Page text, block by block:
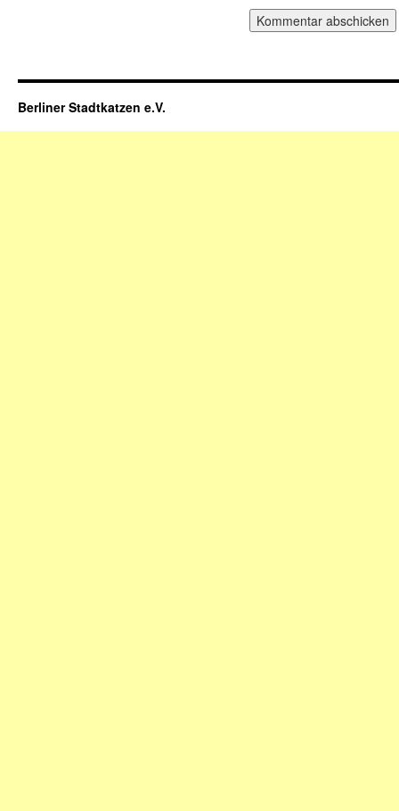
Berliner Stadtkatzen e.V.